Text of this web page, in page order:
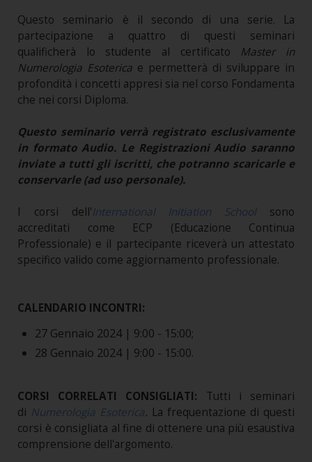
Questo seminario è il secondo di una serie. La
partecipazione a quattro di questi seminari
qualificherà lo studente al certificato Master in
Numerologia Esoterica e permetterà di sviluppare in
profondità i concetti appresi sia nel corso Fondamenta
che nei corsi Diploma.
Questo seminario verrà registrato esclusivamente
in formato Audio. Le Registrazioni Audio saranno
inviate a tutti gli iscritti, che potranno scaricarle e
conservarle (ad uso personale).
I corsi dell'International Initiation Schoolsono
accreditati come ECP (Educazione Continua
Professionale) e il partecipante riceverà un attestato
specifico valido come aggiornamento professionale.
CALENDARIO INCONTRI:
27 Gennaio 2024 | 9:00 - 15:00;
28 Gennaio 2024 | 9:00 - 15:00.
CORSI CORRELATI CONSIGLIATI: Tutti i seminari
di Numerologia Esoterica. La frequentazione di questi
corsi è consigliata al fine di ottenere una più esaustiva
comprensione dell'argomento.